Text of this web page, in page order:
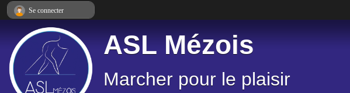
ASL Mézois
Marcher pour le plaisir
Se connecter
Panneau de gestion des cookies